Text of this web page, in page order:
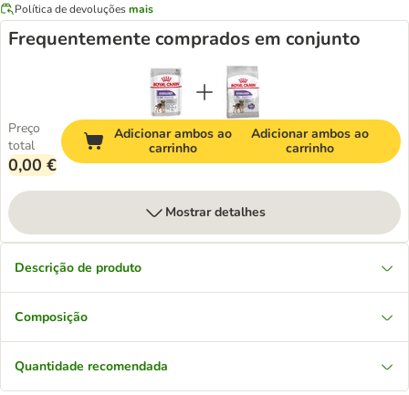
Política de devoluçõesmais
Frequentemente comprados em conjunto
Preço
total
0,00 €
Adicionar ambos ao
carrinho
Adicionar ambos ao
carrinho
Mostrar detalhes
Descrição de produto
Composição
Quantidade recomendada